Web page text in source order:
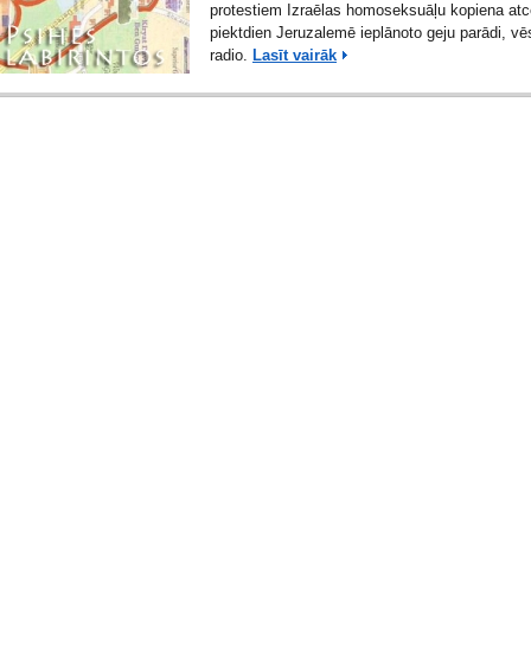
protestiem Izraēlas homoseksuāļu kopiena
piektdien Jeruzalemē ieplānoto geju parādi,
radio. Lasīt vairāk